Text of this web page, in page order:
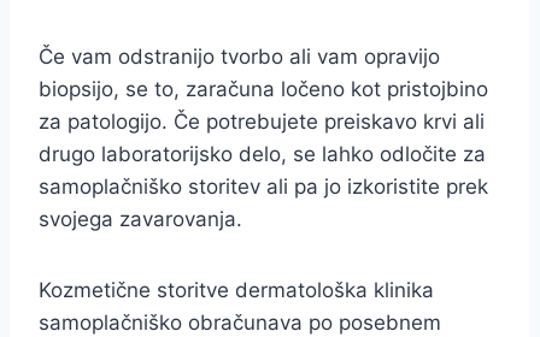
Če vam odstranijo tvorbo ali vam opravijo
biopsijo, se to, zaračuna ločeno kot pristojbino
za patologijo. Če potrebujete preiskavo krvi ali
drugo laboratorijsko delo, se lahko odločite za
samoplačniško storitev ali pa jo izkoristite prek
svojega zavarovanja.
Kozmetične storitve dermatološka klinika
samoplačniško obračunava po posebnem